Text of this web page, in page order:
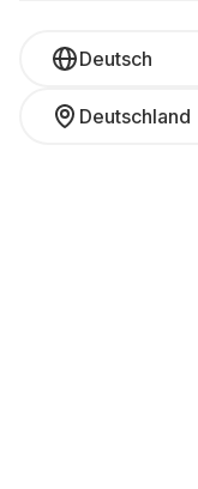
Deutsch
Deutschland